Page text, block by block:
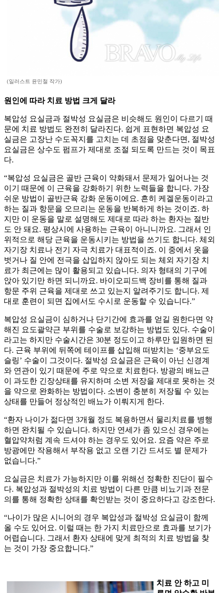
(일러스트 윤민철 작가)
원인에 따라 치료 방법 크게 달라
복압성 요실금과 절박성 요실금은 비슷해도 원인이 다르기 때
문에 치료 방법도 완전히 달라진다. 쉽게 표현하면 복압성 요
실금은 고장난 수도꼭지를 고치는 데 초점을 맞춘다면, 절박성
요실금은 상수도 펌프가 제대로 조절 되도록 만드는 것이 목표
다.
“복압성 요실금은 골반 근육이 약화돼서 문제가 일어나는 것
이기 때문에 이 근육을 강화하기 위한 노력들을 합니다. 가장
쉬운 방법이 골반근육 강화 운동이에요. 흔히 케겔운동이라고
하는 질과 항문을 오므리는 운동을 반복하게 하는 것이죠. 하
지만 이 운동을 말로 설명해도 제대로 따라 하는 환자는 절반
도 안 돼요. 평상시에 사용하는 근육이 아니니까요. 그래서 인
위적으로 해당 근육을 운동시키는 방법을 쓰기도 합니다. 체외
자기장 치료나 전기 자극 치료가 대표적이죠. 이 중에서 옷을
벗거나 질 안에 전극을 삽입하지 않아도 되는 체외 자기장 치
료가 최근에는 많이 활용되고 있습니다. 의자 형태의 기구에
앉아 있기만 하면 되니까요. 바이오피드백 장비를 통해 질과
항문 주위 근육을 제대로 쓰고 있는지 알려주기도 합니다. 제
대로 훈련이 되면 집에서도 수시로 운동할 수 있습니다.”
복압성 요실금이 심하거나 단기간에 효과를 얻길 원한다면 약
해진 요도괄약근 부위를 수술로 보강하는 방법도 있다. 수술이
라고는 하지만 수술시간은 30분 정도이고 하루만 입원하면 된
다. 근육 부위에 뒤쪽에 테이프를 삽입해 떠받치는 ‘중부요도
슬링’ 수술이 그것이다. 절박성 요실금은 근육이 아닌 신경계
와 연관이 있기 때문에 주로 약으로 치료한다. 방광의 배뇨근
이 과도한 긴장상태를 유지하며 소변 저장을 제대로 못하는 것
을 약으로 완화하는 방법이다. 소변이 충분히 저장될 수 있는
상태를 만들어 정상적인 배뇨가 이뤄지게 한다.
“환자 나이가 젊다면 3개월 정도 복용하면서 물리치료를 병행
하면 완치될 수 있습니다. 하지만 연세가 좀 있으신 경우에는
혈압약처럼 계속 드셔야 하는 경우도 있어요. 요즘 약은 주로
방광에만 작용해서 부작용 없고 오랜 기간 드셔도 별 문제가
없습니다.”
요실금은 치료가 가능하지만 이를 위해선 정확한 진단이 필수
다. 복압성과 절박성의 치료 방법이 다른 만큼 비뇨기과 전문
의를 통해 정확한 상태를 확인받는 것이 중요하다고 강조한다.
“나이가 많은 시니어의 경우 복압성과 절박성 요실금이 함께
올 수도 있어요. 이럴 때는 한 가지 치료만으로 효과를 보기가
어렵습니다. 그래서 환자 상태에 맞게 최적의 치료 방법을 찾
는 것이 가장 중요합니다.”
치료 안 하고 미